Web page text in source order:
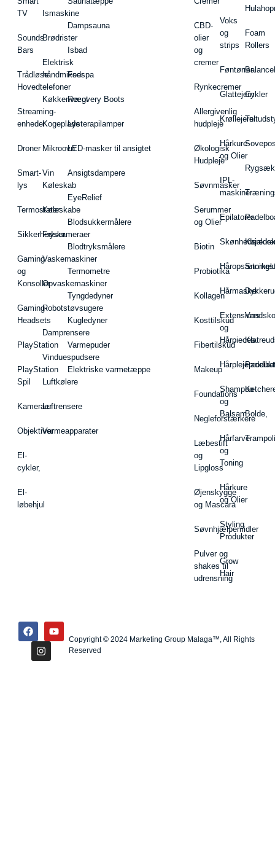
TV
Sounds
Bars
Trådløse
Hovedtelefoner
Streaming-
enheder
Droner
Smart-
lys
Termostater
Sikkerhedskameraer
Gaming
og
Konsoller
Gaming-
Headsets
PlayStation
PlayStation
Spil
Kameraer
Objektiver
El-
cykler,
El-
løbehjul
Ismaskine
Brødrister
Elektrisk
håndmikser
Køkkenvægt
Kogeplade
Mikroovn
Vin
Køleskab
Køleskabe
Fryser
Vaskemaskiner
Opvaskemaskiner
Robotstøvsugere
Damprensere
Vinduespudsere
Luftkølere
Luftrensere
Varmeapparater
Dampsauna
Isbad
Fodspa
Recovery Boots
Lysterapilamper
LED-masker til ansigtet
Ansigtsdampere
EyeRelief
Blodsukkermålere
Blodtryksmålere
Termometre
Tyngdedyner
Kugledyner
Varmepuder
Elektriske varmetæppe
CBD-
olier
og
cremer
Rynkecremer
Allergivenlig
hudpleje
Økologisk
Hudpleje
Søvnmasker
Serummer
og Olier
Biotin
Probiotika
Kollagen
Kosttilskud
Fibertilskud
Makeup
Foundations
Negleforstærkere
Læbestift
og
Lipgloss
Øjenskygge
og Mascara
Søvnhjælpemidler
Pulver og
shakes til
udrensning
Voks
og
strips
Føntørrer
Glattejern
Krøllejern
Hårkure
og Olier
IPL-
maskiner
Epilatorer
Hårmasker
Extensions
og
Hårpieces
Shampoo
og
Balsam
Hårfarve
og
Toning
Hårkure
og Olier
Styling
Produkter
Grow
Hair
Foam
Rollers
Cykler
Vandsko
Bolde,
Copyright © 2024 Marketing Group Malaga™, All Rights
Reserved